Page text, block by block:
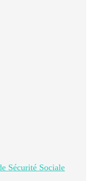
Sécurité Sociale